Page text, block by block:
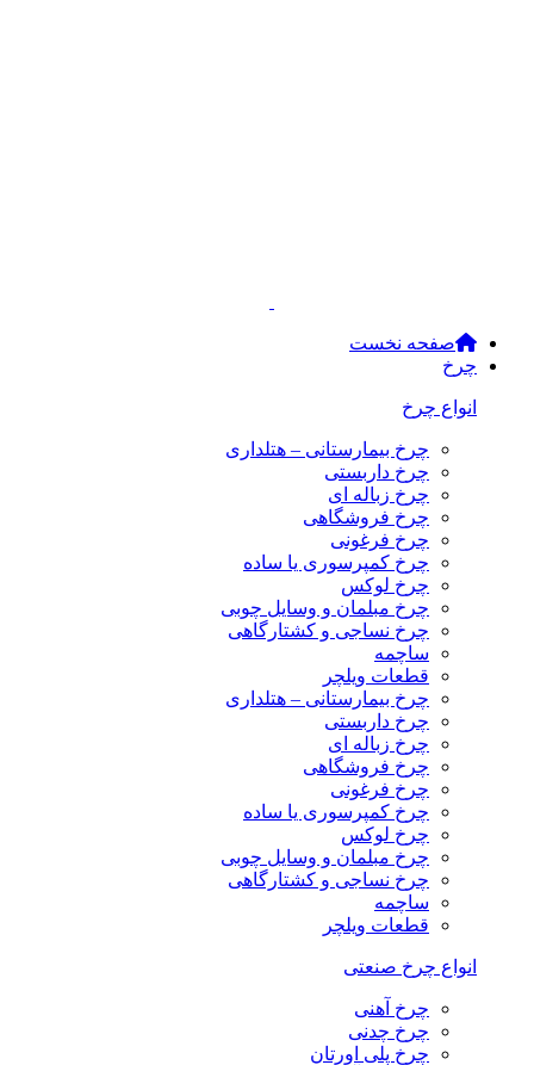
صفحه نخست
چرخ
انواع چرخ
چرخ بیمارستانی – هتلداری
چرخ داربستی
چرخ زباله ای
چرخ فروشگاهی
چرخ فرغونی
چرخ کمپرسوری یا ساده
چرخ لوکس
چرخ مبلمان و وسایل چوبی
چرخ نساجی و کشتارگاهی
ساچمه
قطعات ویلچر
چرخ بیمارستانی – هتلداری
چرخ داربستی
چرخ زباله ای
چرخ فروشگاهی
چرخ فرغونی
چرخ کمپرسوری یا ساده
چرخ لوکس
چرخ مبلمان و وسایل چوبی
چرخ نساجی و کشتارگاهی
ساچمه
قطعات ویلچر
انواع چرخ صنعتی
چرخ آهنی
چرخ چدنی
چرخ پلی اورتان